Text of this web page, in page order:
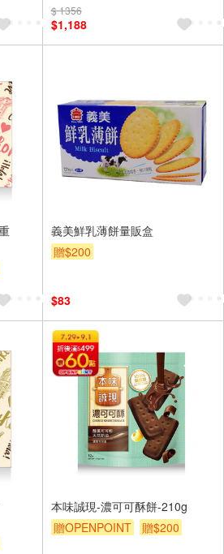
$ 1356
$1,188
義美鮮乳薄餅量販盒
贈$200
$83
本味誠現-濃可可酥餅-210g
贈OPENPOINT
贈$200